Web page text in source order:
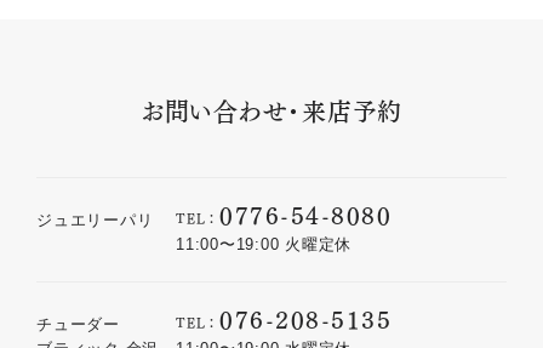
お問い合わせ・来店予約
ジュエリーパリ TEL： 0776-54-8080
11:00〜19:00 火曜定休
チューダー
TEL： 076-208-5135